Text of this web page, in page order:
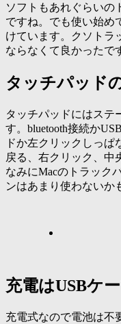
ソフトもあれぐらいの
ですね。でも使い始め
けています。クソトラ
ならなくて良かったで
タッチパッド
タッチパッドにはステ
す。bluetooth接続か
ドか左クリックしっ
戻る、右クリック、中
なみにMacのトラック
ンはあまり使わないか
充電はUSBケ
充電式なので電池は不